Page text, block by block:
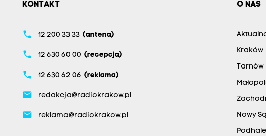
KONTAKT
phone 12 200 33 33 (antena)
phone 12 630 60 00 (recepcja)
phone 12 630 62 06 (reklama)
email redakcja@radiokrakow.pl
email reklama@radiokrakow.pl
O NAS
Kraków
Tarnów
Nowy
Podhale